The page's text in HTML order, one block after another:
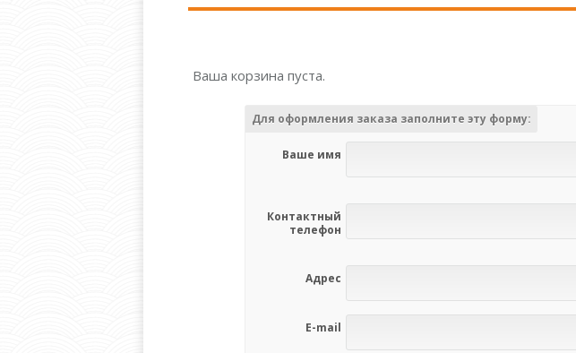
Ваша корзина пуста.
Для оформления заказа заполните эту форму:
Ваше имя
Контактный
телефон
Адрес
E-mail